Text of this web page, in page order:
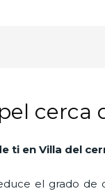
cerca
ti en Villa del
el grado de